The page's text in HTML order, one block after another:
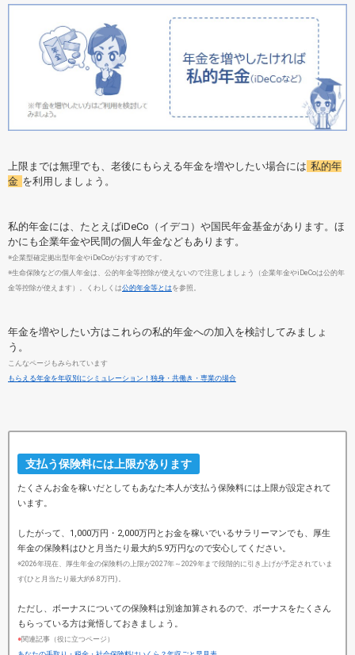
上限までは無理でも、老後にもらえる年金を増やしたい場合には 私的年
金 を利用しましょう。
私的年金には、たとえばiDeCo（イデコ）や国民年金基金があります。ほ
かにも企業年金や民間の個人年金などもあります。
※企業型確定拠出型年金やiDeCoがおすすめです。
※生命保険などの個人年金は、公的年金等控除が使えないので注意しましょう（企業年金やiDeCoは公的年
金等控除が使えます）。くわしくは公的年金等とは を参照。
年金を増やしたい方はこれらの私的年金への加入を検討してみましょ
う。
こんなページもみられています
もらえる年金を年収別にシミュレーション！独身・共働き・専業の場合
支払う保険料には上限があります
たくさんお金を稼いだとしてもあなた本人が支払う保険料には上限が設定されて
います。
したがって、1,000万円・2,000万円とお金を稼いでいるサラリーマンでも、厚生
年金の保険料はひと月当たり最大約5.9万円なので安心してください。
※2026年現在、厚生年金の保険料の上限が2027年～2029年まで段階的に引き上げが予定されていま
す(ひと月当たり最大約6.8万円)。
ただし、ボーナスについての保険料は別途加算されるので、ボーナスをたくさん
もらっている方は覚悟しておきましょう。
●関連記事（役に立つページ）